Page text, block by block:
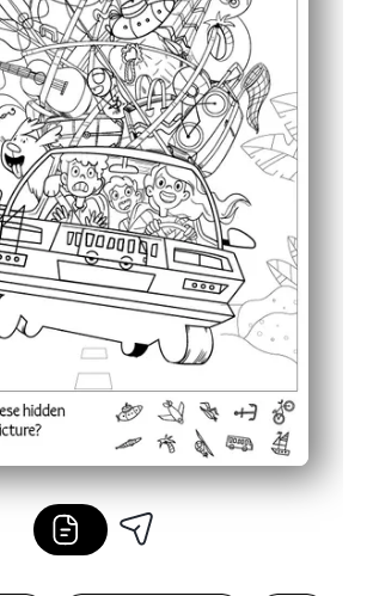
a opakovaně použitelné - spárujte s